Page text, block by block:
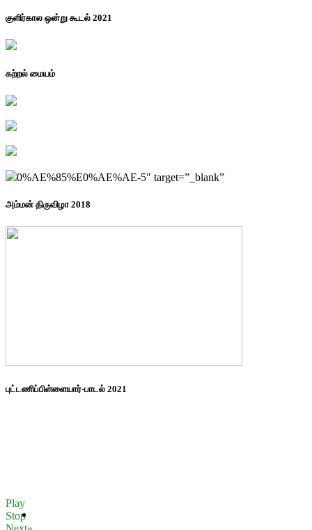
குளிர்கால ஒன்று கூடல் 2021
கற்றல் மையம்
0%AE%85%E0%AE%AE-5″ target=”_blank”
அம்மன் திருவிழா 2018
புட்டணிப்பிள்ளையார்-பாடல் 2021
Play
Stop